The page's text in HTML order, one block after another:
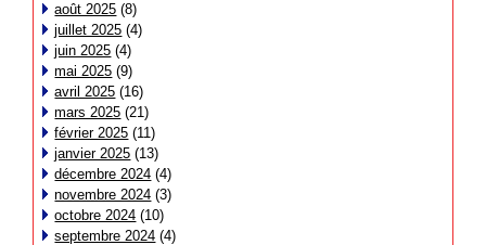
août 2025 (8)
juillet 2025 (4)
juin 2025 (4)
mai 2025 (9)
avril 2025 (16)
mars 2025 (21)
février 2025 (11)
janvier 2025 (13)
décembre 2024 (4)
novembre 2024 (3)
octobre 2024 (10)
septembre 2024 (4)